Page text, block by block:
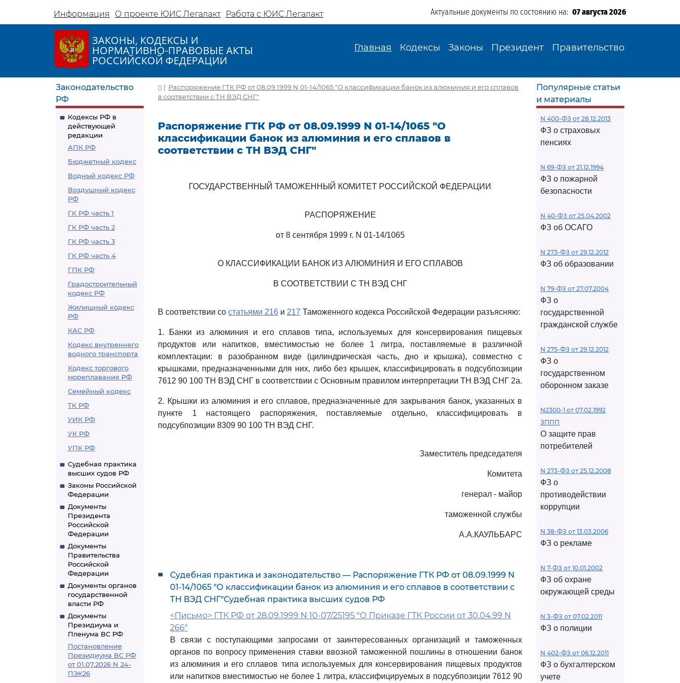
Информация О проекте ЮИС Легалакт Работа с ЮИС Легалакт Актуальные документы по состоянию на: 07 августа 2026
ЗАКОНЫ, КОДЕКСЫ И
НОРМАТИВНО-ПРАВОВЫЕ АКТЫ
РОССИЙСКОЙ ФЕДЕРАЦИИ
Главная Кодексы Законы Президент Правительство
Законодательство
РФ
Кодексы РФ в
действующей
редакции
АПК РФ
Бюджетный кодекс
Водный кодекс РФ
Воздушный кодекс
РФ
ГК РФ часть 1
ГК РФ часть 2
ГК РФ часть 3
ГК РФ часть 4
ГПК РФ
Градостроительный
кодекс РФ
Жилищный кодекс
РФ
КАС РФ
Кодекс внутреннего
водного транспорта
Кодекс торгового
мореплавания РФ
Семейный кодекс
ТК РФ
УИК РФ
УК РФ
УПК РФ
Судебная практика
высших судов РФ
Законы Российской
Федерации
Документы
Президента
Российской
Федерации
Документы
Правительства
Российской
Федерации
Документы органов
государственной
власти РФ
Документы
Президиума и
Пленума ВС РФ
Постановление
Президиума ВС РФ
от 01.07.2026 N 24-
ПЭК26
| Распоряжение ГТК РФ от 08.09.1999 N 01-14/1065 "О классификации банок из алюминия и его сплавов
в соответствии с ТН ВЭД СНГ"
Распоряжение ГТК РФ от 08.09.1999 N 01-14/1065 "О
классификации банок из алюминия и его сплавов в
соответствии с ТН ВЭД СНГ"
ГОСУДАРСТВЕННЫЙ ТАМОЖЕННЫЙ КОМИТЕТ РОССИЙСКОЙ ФЕДЕРАЦИИ
РАСПОРЯЖЕНИЕ
от 8 сентября 1999 г. N 01-14/1065
О КЛАССИФИКАЦИИ БАНОК ИЗ АЛЮМИНИЯ И ЕГО СПЛАВОВ
В СООТВЕТСТВИИ С ТН ВЭД СНГ
В соответствии со статьями 216 и 217 Таможенного кодекса Российской Федерации разъясняю:
1. Банки из алюминия и его сплавов типа, используемых для консервирования пищевых
продуктов или напитков, вместимостью не более 1 литра, поставляемые в различной
комплектации: в разобранном виде (цилиндрическая часть, дно и крышка), совместно с
крышками, предназначенными для них, либо без крышек, классифицировать в подсубпозиции
7612 90 100 ТН ВЭД СНГ в соответствии с Основным правилом интерпретации ТН ВЭД СНГ 2а.
2. Крышки из алюминия и его сплавов, предназначенные для закрывания банок, указанных в
пункте 1 настоящего распоряжения, поставляемые отдельно, классифицировать в
подсубпозиции 8309 90 100 ТН ВЭД СНГ.
Заместитель председателя
Комитета
генерал - майор
таможенной службы
А.А.КАУЛЬБАРС
Судебная практика и законодательство — Распоряжение ГТК РФ от 08.09.1999 N
01-14/1065 "О классификации банок из алюминия и его сплавов в соответствии с
ТН ВЭД СНГ"Судебная практика высших судов РФ
<Письмо> ГТК РФ от 28.09.1999 N 10-07/25195 "О Приказе ГТК России от 30.04.99 N
266"
В связи с поступающими запросами от заинтересованных организаций и таможенных
органов по вопросу применения ставки ввозной таможенной пошлины в отношении банок
из алюминия и его сплавов типа используемых для консервирования пищевых продуктов
или напитков вместимостью не более 1 литра, классифицируемых в подсубпозиции 7612 90
Популярные статьи
и материалы
N 400-ФЗ от 28.12.2013
ФЗ о страховых
пенсиях
N 69-ФЗ от 21.12.1994
ФЗ о пожарной
безопасности
N 40-ФЗ от 25.04.2002
ФЗ об ОСАГО
N 273-ФЗ от 29.12.2012
ФЗ об образовании
N 79-ФЗ от 27.07.2004
ФЗ о
государственной
гражданской службе
N 275-ФЗ от 29.12.2012
ФЗ о
государственном
оборонном заказе
N2300-1 от 07.02.1992
ЗППП
О защите прав
потребителей
N 273-ФЗ от 25.12.2008
ФЗ о
противодействии
коррупции
N 38-ФЗ от 13.03.2006
ФЗ о рекламе
N 7-ФЗ от 10.01.2002
ФЗ об охране
окружающей среды
N 3-ФЗ от 07.02.2011
ФЗ о полиции
N 402-ФЗ от 06.12.2011
ФЗ о бухгалтерском
учете